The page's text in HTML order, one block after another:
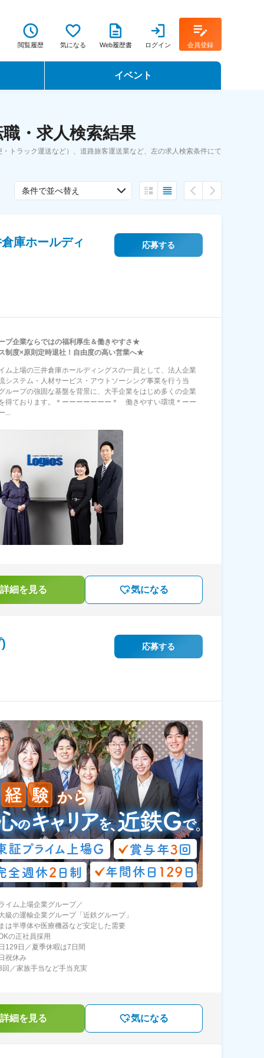
閲覧履歴 気になる Web履歴書 ログイン 会員登録
イベント
転職フェア
・求人検索結果
トラック運送など）、道路旅客運送業など、左の求人検索条件にて
条件で並べ替え
庫ホールディ 応募する
プ企業ならではの福利厚生＆働きやすさ★
制度×原則定時退社！自由度の高い営業へ★
ム上場の三井倉庫ホールディングスの一員として、法人企業
システム・人材サービス・アウトソーシング事業を行う当
ループの強固な基盤を背景に、大手企業をはじめ多くの企業
得ております。＊ーーーーーーー＊ 働きやすい環境＊ーー
...
細を見る 気になる
応募する
イム上場企業グループ／
級の運輸企業グループ「近鉄グループ」
は半導体や医療機器など安定した需要
の正社員採用
129日／夏季休暇は7日間
祝休み
／家族手当など手当充実
細を見る 気になる